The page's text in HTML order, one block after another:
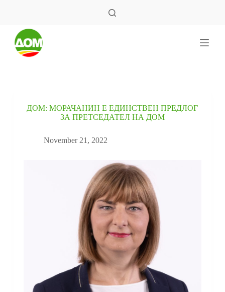
ДОМ: МОРАЧАНИН Е ЕДИНСТВЕН ПРЕДЛОГ
ЗА ПРЕТСЕДАТЕЛ НА ДОМ
November 21, 2022